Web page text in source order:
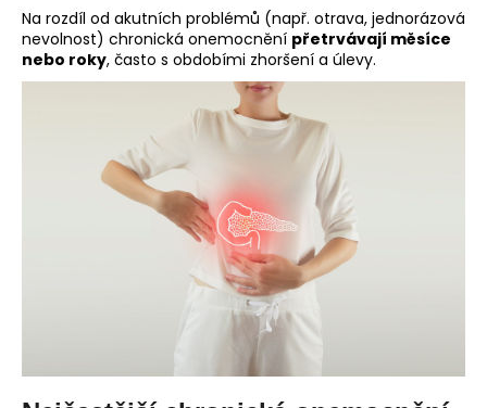
Na rozdíl od akutních problémů (např. otrava, jednorázová
nevolnost) chronická onemocnění přetrvávají měsíce
nebo roky, často s obdobími zhoršení a úlevy.